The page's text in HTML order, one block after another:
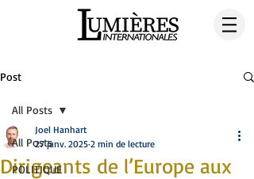
Post
All Posts
POLITIQUE
All Posts
Dirigeants de l’Europe aux
Joel Hanhart
27 janv. 2025 2 min de lecture